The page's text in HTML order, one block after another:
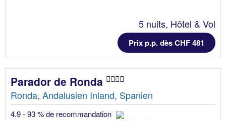
5 nuits, Hôtel & Vol
Prix p.p. dès CHF 481
Parador de Ronda
Ronda, Andalusien Inland, Spanien
4.9 - 93 % de recommandation